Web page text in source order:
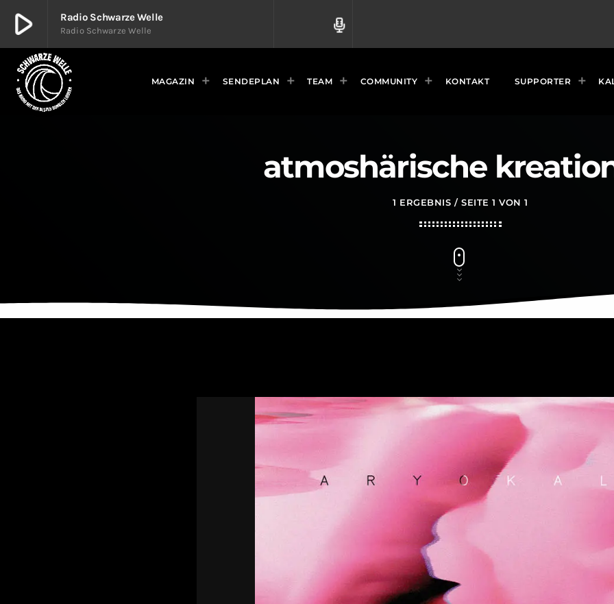
play_arrow Radio Schwarze Welle
Radio Schwarze Welle radio
play_arrow Radio Schwarze Welle
Radio Schwarze Welle MAGAZIN SENDEPLAN TEAM COMMUNITY KONTAKT SUPPORTER
atmoshärische
1 ERGEBNIS / SEITE 1 VON 1